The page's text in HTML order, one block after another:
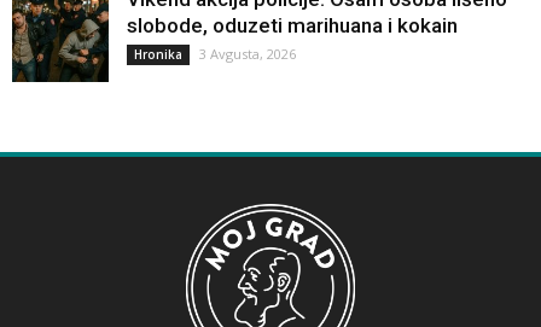
slobode, oduzeti marihuana i kokain
Hronika 3 Avgusta, 2026